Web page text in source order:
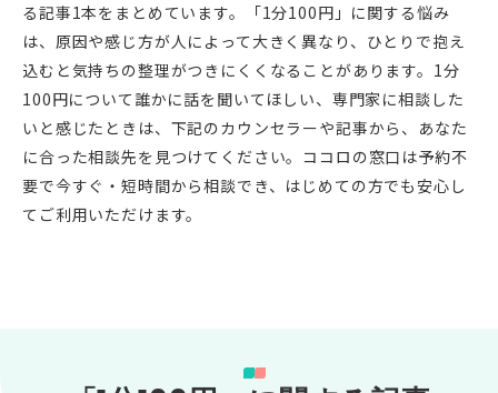
る記事1本をまとめています。「1分100円」に関する悩み
は、原因や感じ方が人によって大きく異なり、ひとりで抱え
込むと気持ちの整理がつきにくくなることがあります。1分
100円について誰かに話を聞いてほしい、専門家に相談した
いと感じたときは、下記のカウンセラーや記事から、あなた
に合った相談先を見つけてください。ココロの窓口は予約不
要で今すぐ・短時間から相談でき、はじめての方でも安心し
てご利用いただけます。